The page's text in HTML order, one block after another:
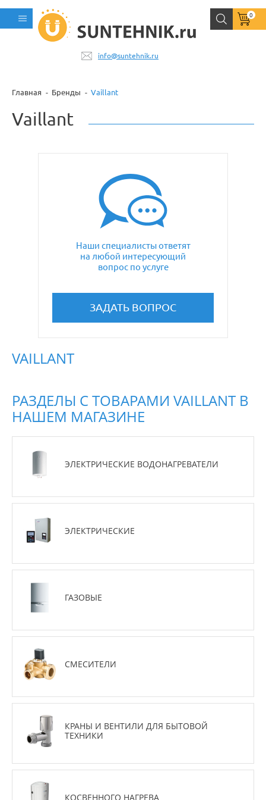
info@suntehnik.ru
0
Главная Бренды Vaillant
Vaillant
Наши специалисты ответят
на любой интересующий
вопрос по услуге
ЗАДАТЬ ВОПРОС
VAILLANT
РАЗДЕЛЫ С ТОВАРАМИ VAILLANT В
НАШЕМ МАГАЗИНЕ
ЭЛЕКТРИЧЕСКИЕ ВОДОНАГРЕВАТЕЛИ
ЭЛЕКТРИЧЕСКИЕ
ГАЗОВЫЕ
СМЕСИТЕЛИ
КРАНЫ И ВЕНТИЛИ ДЛЯ БЫТОВОЙ
ТЕХНИКИ
КОСВЕННОГО НАГРЕВА